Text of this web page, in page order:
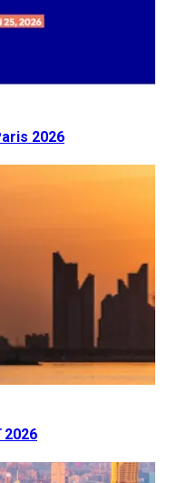
2026
2026